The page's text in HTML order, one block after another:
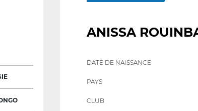
ANISSA
DATE DE NAISSANCE
PAYS
CLUB